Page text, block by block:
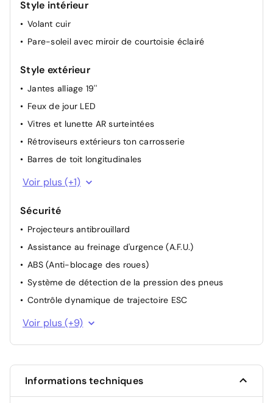
Carte accès et démarrage mains libres
Style intérieur
Volant cuir
Pare-soleil avec miroir de courtoisie éclairé
Style extérieur
Jantes alliage 19''
Feux de jour LED
Vitres et lunette AR surteintées
Rétroviseurs extérieurs ton carrosserie
Barres de toit longitudinales
Projecteurs AV full LED Pure Vision
Voir plus (+1)
Sécurité
Projecteurs antibrouillard
Assistance au freinage d'urgence (A.F.U.)
ABS (Anti-blocage des roues)
Système de détection de la pression des pneus
Contrôle dynamique de trajectoire ESC
Frein de parking assisté
route/croisement
Avertisseur de franchissement de ligne
Détecteur d'angles morts
Voir plus (+9)
Informations techniques